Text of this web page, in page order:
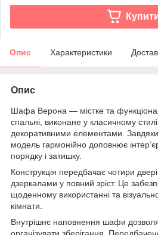
Опис Характеристики
Опис
Шафа Верона — містке та
спальні, виконане у класичному
декоративними елементами.
модель гармонійно доповнює
порядку і затишку.
Конструкція передбачає чотири
дзеркалами у повний зріст. Це
щоденному використанні та
кімнати.
Внутрішнє наповнення шафи
організувати зберігання.